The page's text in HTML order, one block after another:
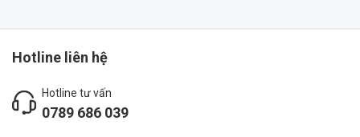
Hotline liên hệ
Hotline tư vấn
0789 686 039